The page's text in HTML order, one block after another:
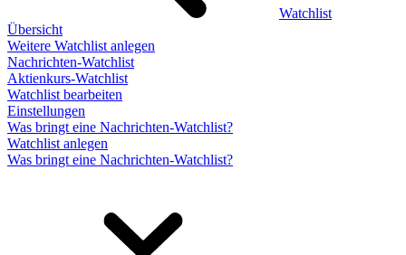
Watchlist
Übersicht
Weitere Watchlist anlegen
Nachrichten-Watchlist
Aktienkurs-Watchlist
Watchlist bearbeiten
Einstellungen
Was bringt eine Nachrichten-Watchlist?
Watchlist anlegen
Was bringt eine Nachrichten-Watchlist?